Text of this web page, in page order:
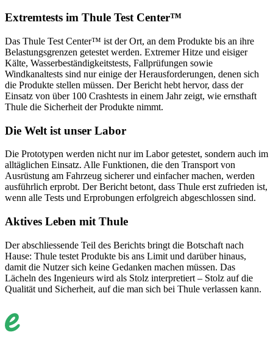
Extremtests im Thule Test Center™
Das Thule Test Center™ ist der Ort, an dem Produkte bis an ihre
Belastungsgrenzen getestet werden. Extremer Hitze und eisiger
Kälte, Wasserbeständigkeitstests, Fallprüfungen sowie
Windkanaltests sind nur einige der Herausforderungen, denen sich
die Produkte stellen müssen. Der Bericht hebt hervor, dass der
Einsatz von über 100 Crashtests in einem Jahr zeigt, wie ernsthaft
Thule die Sicherheit der Produkte nimmt.
Die Welt ist unser Labor
Die Prototypen werden nicht nur im Labor getestet, sondern auch im
alltäglichen Einsatz. Alle Funktionen, die den Transport von
Ausrüstung am Fahrzeug sicherer und einfacher machen, werden
ausführlich erprobt. Der Bericht betont, dass Thule erst zufrieden ist,
wenn alle Tests und Erprobungen erfolgreich abgeschlossen sind.
Aktives Leben mit Thule
Der abschliessende Teil des Berichts bringt die Botschaft nach
Hause: Thule testet Produkte bis ans Limit und darüber hinaus,
damit die Nutzer sich keine Gedanken machen müssen. Das
Lächeln des Ingenieurs wird als Stolz interpretiert – Stolz auf die
Qualität und Sicherheit, auf die man sich bei Thule verlassen kann.